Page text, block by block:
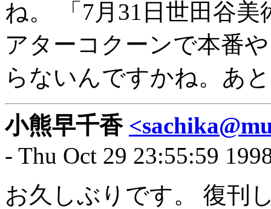
ね。 「7月31日世田谷
アターコクーンで本番
らないんですかね。あ
小熊早千香
- Thu Oct 29 23:55:59
お久しぶりです。 復刊